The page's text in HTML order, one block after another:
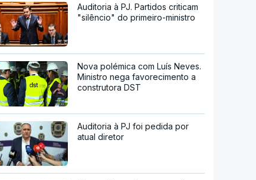
Auditoria à PJ. Partidos criticam
"silêncio" do primeiro-ministro
Nova polémica com Luís Neves.
Ministro nega favorecimento a
construtora DST
Auditoria à PJ foi pedida por
atual diretor